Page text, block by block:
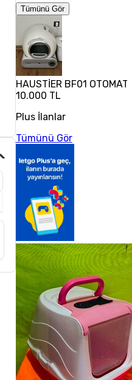
Tümünü Gör
HAUSTİER BF01
10.000 TL
Plus İlanlar
Tümünü Gör